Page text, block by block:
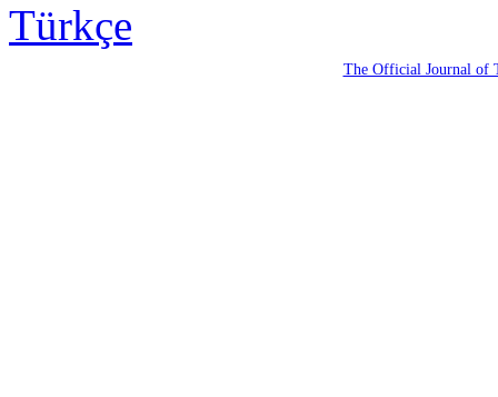
Türkçe
The Official Journal of